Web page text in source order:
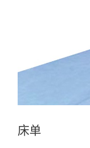
床单